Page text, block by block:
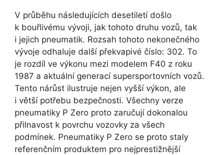
V průběhu následujících desetiletí došlo
k bouřlivému vývoji, jak tohoto druhu vozů, tak
i jejich pneumatik. Rozsah tohoto nekonečného
vývoje odhaluje další překvapivé číslo: 302. To
je rozdíl ve výkonu mezi modelem F40 z roku
1987 a aktuální generací supersportovních vozů.
Tento nárůst ilustruje nejen vyšší výkon, ale
i větší potřebu bezpečnosti. Všechny verze
pneumatiky P Zero proto zaručují dokonalou
přilnavost k povrchu vozovky za všech
podmínek. Pneumatiky P Zero se proto staly
referenčním produktem pro nejprestižnější